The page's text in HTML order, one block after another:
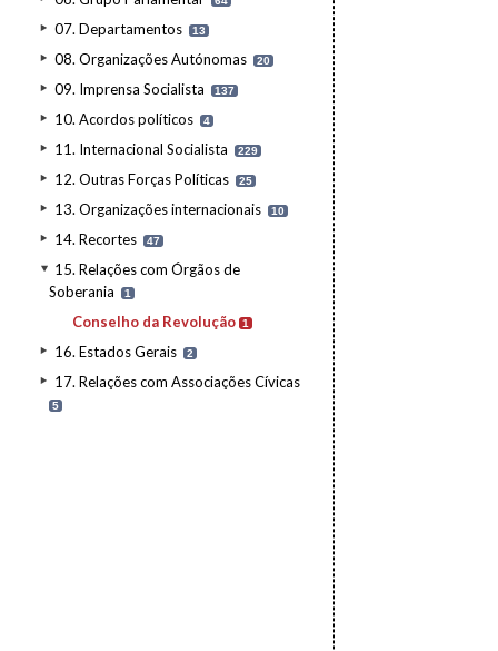
07. Departamentos 13
08. Organizações Autónomas 20
09. Imprensa Socialista 137
10. Acordos políticos 4
11. Internacional Socialista 229
12. Outras Forças Políticas 25
13. Organizações internacionais 10
14. Recortes 47
15. Relações com Órgãos de
Soberania
1
Conselho da Revolução 1
16. Estados Gerais 2
17. Relações com Associações Cívicas
5